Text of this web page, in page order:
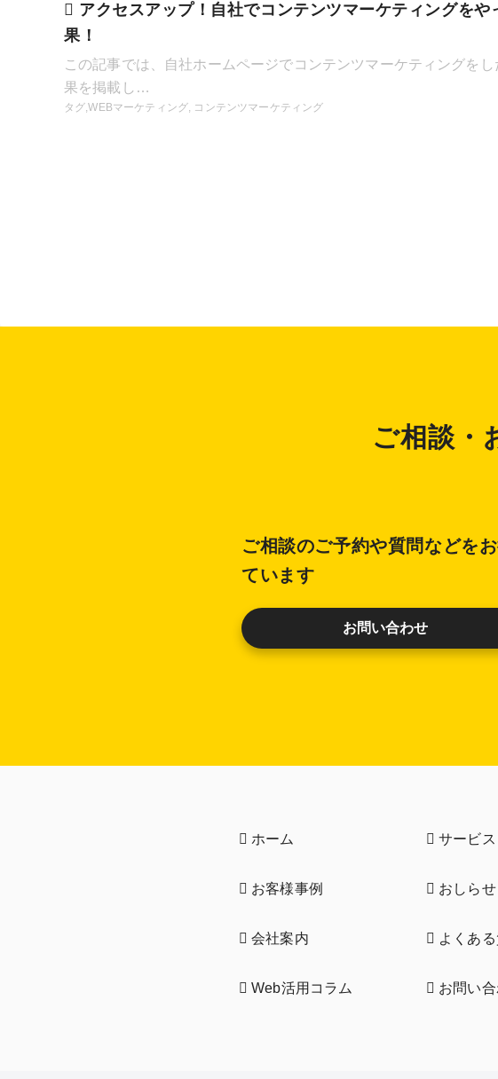
アクセスアップ！自社でコンテンツマーケティングをや
果！
この記事では、自社ホームページでコンテンツマーケティングをし
果を掲載し…
タグ,WEBマーケティング, コンテンツマーケティング
ご相談・
ご相談のご予約や質問などを
ています
お問い合わせ
ホーム
お客様事例
会社案内
Web活用コラム
サービス
おしらせ
よくあ
お問い